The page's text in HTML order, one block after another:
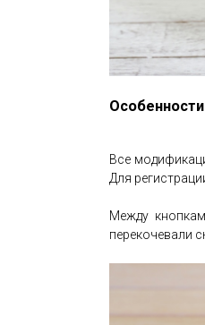
Все
Для
Между
перекочевали